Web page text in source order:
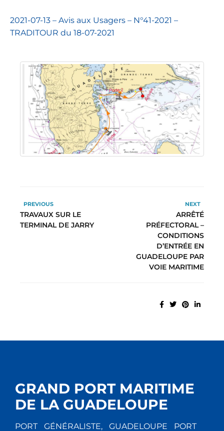
2021-07-13 – Avis aux Usagers – N°41-2021 –
TRADITOUR du 18-07-2021
PREVIOUS
TRAVAUX SUR LE
TERMINAL DE JARRY
NEXT
ARRÊTÉ
PRÉFECTORAL –
CONDITIONS
D’ENTRÉE EN
GUADELOUPE PAR
VOIE MARITIME
GRAND PORT MARITIME
DE LA GUADELOUPE
PORT GÉNÉRALISTE, GUADELOUPE PORT